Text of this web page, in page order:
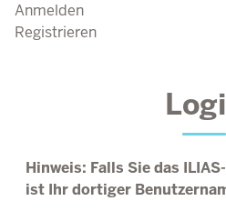
Anmelden
Registrieren
Hinweis: Falls Sie das
ist Ihr dortiger